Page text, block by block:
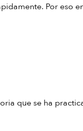
Por eso
que se ha